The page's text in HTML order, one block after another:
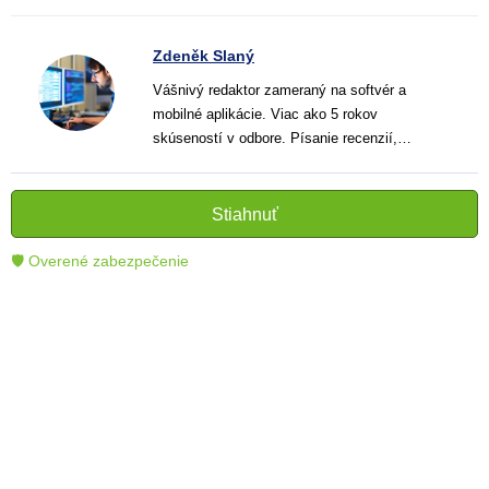
Zdeněk Slaný
Vášnivý redaktor zameraný na softvér a
mobilné aplikácie. Viac ako 5 rokov
skúseností v odbore. Písanie recenzií,
informatívnych textov, ktoré pomáhajú
čitateľom lepšie porozumieť a využiť moderné
technológie.
Stiahnuť
🛡 Overené zabezpečenie